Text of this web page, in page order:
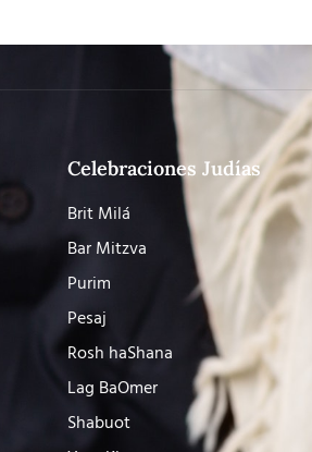
Celebraciones Judías
Brit Milá
Bar Mitzva
Purim
Pesaj
Rosh haShana
Lag BaOmer
Shabuot